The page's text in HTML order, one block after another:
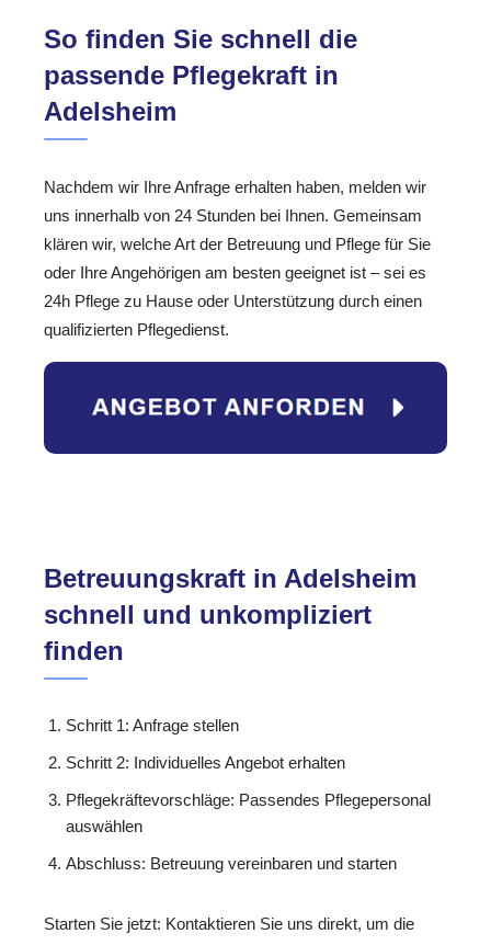
So finden Sie schnell die
passende Pflegekraft in
Adelsheim
Nachdem wir Ihre Anfrage erhalten haben, melden wir
uns innerhalb von 24 Stunden bei Ihnen. Gemeinsam
klären wir, welche Art der Betreuung und Pflege für Sie
oder Ihre Angehörigen am besten geeignet ist – sei es
24h Pflege zu Hause oder Unterstützung durch einen
qualifizierten Pflegedienst.
Betreuungskraft in Adelsheim
schnell und unkompliziert
finden
Schritt 1: Anfrage stellen
Schritt 2: Individuelles Angebot erhalten
Pflegekräftevorschläge: Passendes Pflegepersonal
auswählen
Abschluss: Betreuung vereinbaren und starten
Starten Sie jetzt: Kontaktieren Sie uns direkt, um die